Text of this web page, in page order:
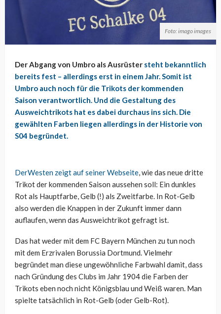
Foto: imago images
Der Abgang von Umbro als Ausrüster steht bekanntlich
bereits fest – allerdings erst in einem Jahr. Somit ist
Umbro auch noch für die Trikots der kommenden
Saison verantwortlich. Und die Gestaltung des
Ausweichtrikots hat es dabei durchaus ins sich. Die
gewählten Farben liegen allerdings in der Historie von
S04 begründet.
DerWesten zeigt auf seiner Webseite, wie das neue dritte
Trikot der kommenden Saison aussehen soll: Ein dunkles
Rot als Hauptfarbe, Gelb (!) als Zweitfarbe. In Rot-Gelb
also werden die Knappen in der Zukunft immer dann
auflaufen, wenn das Ausweichtrikot gefragt ist.
Das hat weder mit dem FC Bayern München zu tun noch
mit dem Erzrivalen Borussia Dortmund. Vielmehr
begründet man diese ungewöhnliche Farbwahl damit, dass
nach Gründung des Clubs im Jahr 1904 die Farben der
Trikots eben noch nicht Königsblau und Weiß waren. Man
spielte tatsächlich in Rot-Gelb (oder Gelb-Rot).